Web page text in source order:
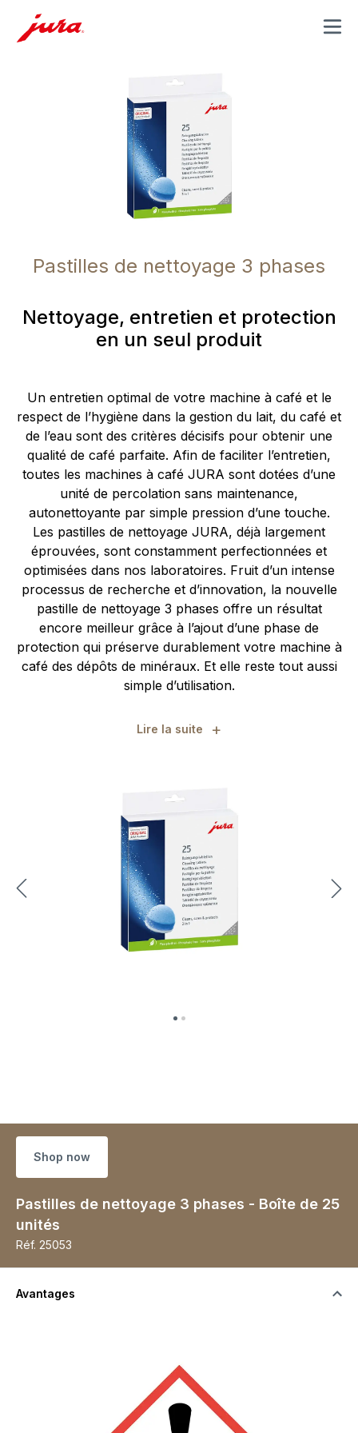
MENU
Pastilles de nettoyage 3 phases
Nettoyage, entretien et protection
en un seul produit
Un entretien optimal de votre machine à café et le
respect de l’hygiène dans la gestion du lait, du café et
de l’eau sont des critères décisifs pour obtenir une
qualité de café parfaite. Afin de faciliter l’entretien,
toutes les machines à café JURA sont dotées d’une
unité de percolation sans maintenance,
autonettoyante par simple pression d’une touche.
Les pastilles de nettoyage JURA, déjà largement
éprouvées, sont constamment perfectionnées et
optimisées dans nos laboratoires. Fruit d’un intense
processus de recherche et d’innovation, la nouvelle
pastille de nettoyage 3 phases offre un résultat
encore meilleur grâce à l’ajout d’une phase de
protection qui préserve durablement votre machine à
café des dépôts de minéraux. Et elle reste tout aussi
simple d’utilisation.
Lire la suite +
Shop now
Pastilles de nettoyage 3 phases - Boîte de 25
unités
Réf. 25053
Avantages